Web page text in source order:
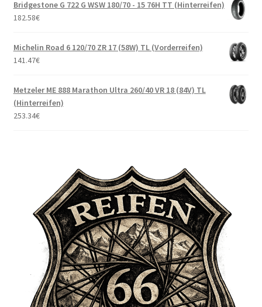
Bridgestone G 722 G WSW 180/70 - 15 76H TT (Hinterreifen)
182.58€
Michelin Road 6 120/70 ZR 17 (58W) TL (Vorderreifen)
141.47€
Metzeler ME 888 Marathon Ultra 260/40 VR 18 (84V) TL
(Hinterreifen)
253.34€